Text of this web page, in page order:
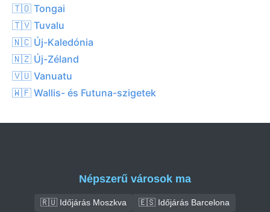
🇹🇴 Tongai
🇹🇻 Tuvalu
🇳🇨 Új-Kaledónia
🇳🇿 Új-Zéland
🇻🇺 Vanuatu
🇼🇫 Wallis- és Futuna-szigetek
Népszerű városok ma
🇷🇺 Időjárás Moszkva
🇪🇸 Időjárás Barcelona